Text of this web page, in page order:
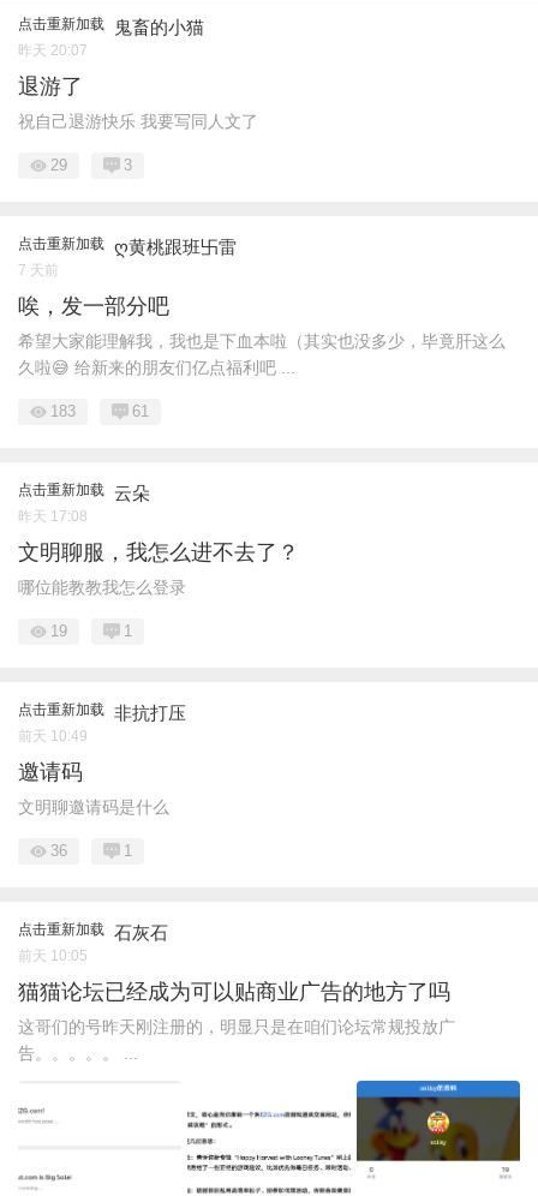
点击重新加载 鬼畜的小猫
昨天 20:07
退游了
祝自己退游快乐 我要写同人文了
29 3
点击重新加载 ღ黄桃跟班卐雷
7 天前
唉，发一部分吧
希望大家能理解我，我也是下血本啦（其实也没多少，毕竟肝这么
久啦😅 给新来的朋友们亿点福利吧 ...
183 61
点击重新加载 云朵
昨天 17:08
文明聊服，我怎么进不去了？
哪位能教教我怎么登录
19 1
点击重新加载 非抗打压
前天 10:49
邀请码
文明聊邀请码是什么
36 1
点击重新加载 石灰石
前天 10:05
猫猫论坛已经成为可以贴商业广告的地方了吗
这哥们的号昨天刚注册的，明显只是在咱们论坛常规投放广
告。。。。。 ...